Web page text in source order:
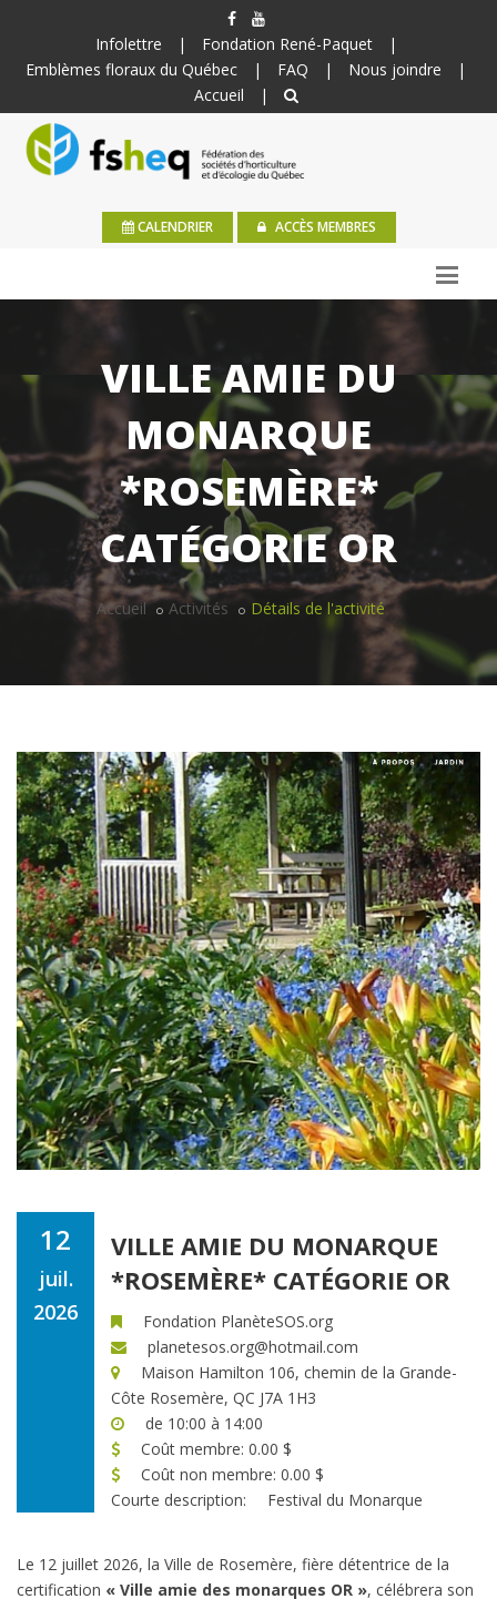
Infolettre | Fondation René-Paquet
|
Emblèmes floraux du Québec
| FAQ | Nous joindre
|
Accueil
|
CALENDRIER ACCÈS MEMBRES
VILLE AMIE DU
MONARQUE
*ROSEMÈRE*
CATÉGORIE OR
Accueil Activités Détails de l'activité
12
juil.
2026
VILLE AMIE DU MONARQUE
*ROSEMÈRE* CATÉGORIE OR
Fondation PlanèteSOS.org
planetesos.org@hotmail.com
Maison Hamilton 106, chemin de la Grande-
Côte Rosemère, QC J7A 1H3
de 10:00 à 14:00
Coût membre: 0.00 $
Coût non membre: 0.00 $
Courte description:
Festival du Monarque
Le 12 juillet 2026, la Ville de Rosemère, fière détentrice de la
certification « Ville amie des monarques OR », célébrera son